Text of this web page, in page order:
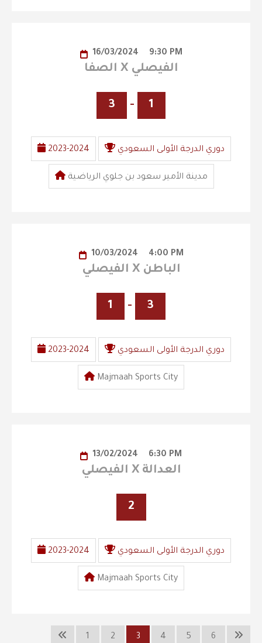
16/03/2024 9:30 PM
الصفا X الفيصلي
3 - 1
2023-2024 دوري الدرجة الأولى السعودي
مدينة الأمير سعود بن جلوي الرياضية
10/03/2024 4:00 PM
الفيصلي X الباطن
1 - 3
2023-2024 دوري الدرجة الأولى السعودي
Majmaah Sports City
13/02/2024 6:30 PM
الفيصلي X العدالة
2
2023-2024 دوري الدرجة الأولى السعودي
Majmaah Sports City
1 2 3 4 5 6